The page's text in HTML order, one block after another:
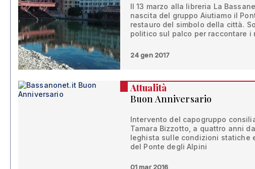
Il 13 marzo alla libreria La
nascita del gruppo Aiutiamo il
restauro del simbolo della città.
politico sul palco per raccontare i
24 gen 2017
Attualità
Buon Anniversario
Intervento del capogruppo
Tamara Bizzotto, a quattro anni
leghista sulle condizioni statiche
del Ponte degli Alpini
01 mar 2016